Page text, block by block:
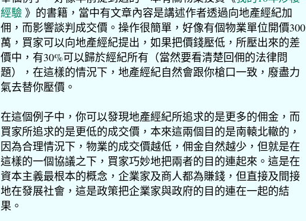
經驗 》的書籍，當中有文章內容是講述作者透過向地產經紀加
佣，而影響談判成交價。操作很簡單，好像有個物業單位開價300
萬，買家可以向地產經紀提出，如果把價錢壓低，所壓出來的差
價中，有30%可以歸於經紀所有（當然要看清楚回佣的法律問
題），在這樣的情況下，地產經紀自然會跟你槍口一致，廢盡力
氣去替你壓價。
在這個例子中，你可以發現地產經紀所追求的是更多的佣金，而
買家所追求的是更低的成交價，本來這兩個目的是南轅北轍的，
因為合理情況下，物業的成交價越低，佣金自然越少，但就是在
這樣的一個協議之下，買家巧妙地把兩者的目的連起來。這是在
資本主義最根本的概念，企業家及商人都為賺錢，但直接及間接
地在發展社會，這是政策把企業家與政府的目的連在一起的結
果。